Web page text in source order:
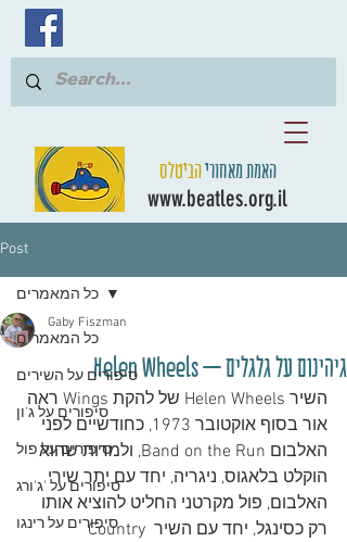
האמת מאחוריהביטלס
www.beatles.org.il
Post
כל המאמרים
סיפורים על השירים
סיפורים על ג'ון
סיפורים על פול
סיפורים על 'ג'ורג
סיפורים על רינגו
כל המאמרים
גיהינום על גלגלים – Helen Wheels
Gaby Fiszman
השיר Helen Wheels של להקת Wings ראה
אור בסוף אוקטובר 1973, כחודשיים לפני
האלבום Band on the Run, ולמרות שהוא
הוקלט בלאגוס, ניגריה, יחד עם יתר שירי
האלבום, פול מקרטני החליט להוציא אותו
רק כסינגל, יחד עם השיר Country